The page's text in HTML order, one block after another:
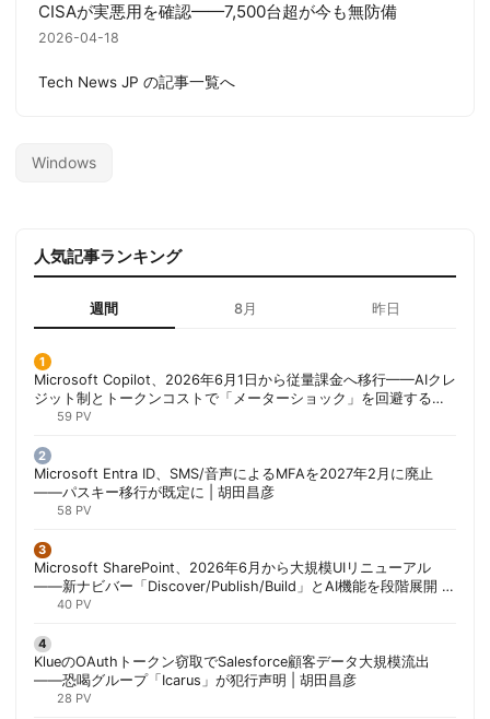
CISAが実悪用を確認——7,500台超が今も無防備
2026-04-18
Tech News JP の記事一覧へ
Windows
人気記事ランキング
週間 8月 昨日
Microsoft Copilot、2026年6月1日から従量課金へ移行——AIクレ
ジット制とトークンコストで「メーターショック」を回避する方
法 | 胡田昌彦
59 PV
Microsoft Entra ID、SMS/音声によるMFAを2027年2月に廃止
——パスキー移行が既定に | 胡田昌彦
58 PV
Microsoft SharePoint、2026年6月から大規模UIリニューアル
——新ナビバー「Discover/Publish/Build」とAI機能を段階展開 |
胡田昌彦
40 PV
KlueのOAuthトークン窃取でSalesforce顧客データ大規模流出
——恐喝グループ「Icarus」が犯行声明 | 胡田昌彦
28 PV